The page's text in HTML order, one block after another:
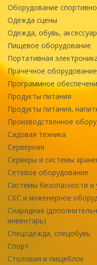
Оборудование
Одежда сцены
Одежда, обувь,
Пищевое оборудование
Портативная
Прачечное оборудование
Программное
Продукты питания
Продукты питания,
Производственное
Садовая техника
Серверная
Серверы и системы
Сетевое оборудование
Системы безопасности
СКС и инженерное
Снарядная
инвентарь)
Спецодежда, спецобувь
Спорт
Столовая и пищеблок